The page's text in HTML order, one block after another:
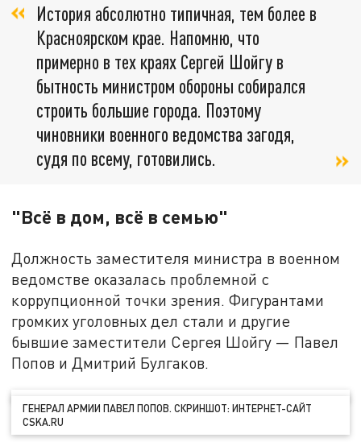
История абсолютно типичная, тем более в
Красноярском крае. Напомню, что
примерно в тех краях Сергей Шойгу в
бытность министром обороны собирался
строить большие города. Поэтому
чиновники военного ведомства загодя,
судя по всему, готовились.
"Всё в дом, всё в семью"
Должность заместителя министра в военном
ведомстве оказалась проблемной с
коррупционной точки зрения. Фигурантами
громких уголовных дел стали и другие
бывшие заместители Сергея Шойгу — Павел
Попов и Дмитрий Булгаков.
ГЕНЕРАЛ АРМИИ ПАВЕЛ ПОПОВ. СКРИНШОТ: ИНТЕРНЕТ-САЙТ
CSKA.RU